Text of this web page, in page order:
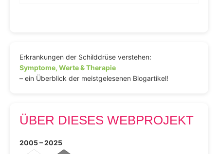
Erkrankungen der Schilddrüse verstehen:
Symptome, Werte & Therapie
– ein Überblick der meistgelesenen Blogartikel!
ÜBER DIESES WEBPROJEKT
2005 – 2025